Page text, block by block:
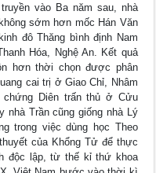
vào Ba năm sau, nhà
sớm hơn mốc Hán Văn
đô Thăng bình định Nam
Hóa, Nghệ An. Kết quả
hơn thời chọn được phân
cai trị ở Giao Chỉ, Nhâm
chứng Diên trấn thủ ở Cửu
nhà Trần cũng giống nhà Lý
trong việc dùng học Theo
của Khổng Tử để thực
độc lập, từ thế kỉ thứ khoa